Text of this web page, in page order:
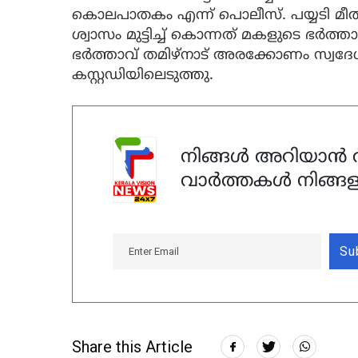
കൊലപാതകം എന്ന് പൊലീസ്. പയ്യടി
ശ്വാസം മുട്ടിച്ച് കൊന്നത് മകളുടെ
ഭർത്താവ് തമിഴ്നാട് അരക്കോണം
കസ്റ്റഡിയിലെടുത്തു.
നിങ്ങൾ അറിയാൻ
വാർത്തകൾ
Share this Article